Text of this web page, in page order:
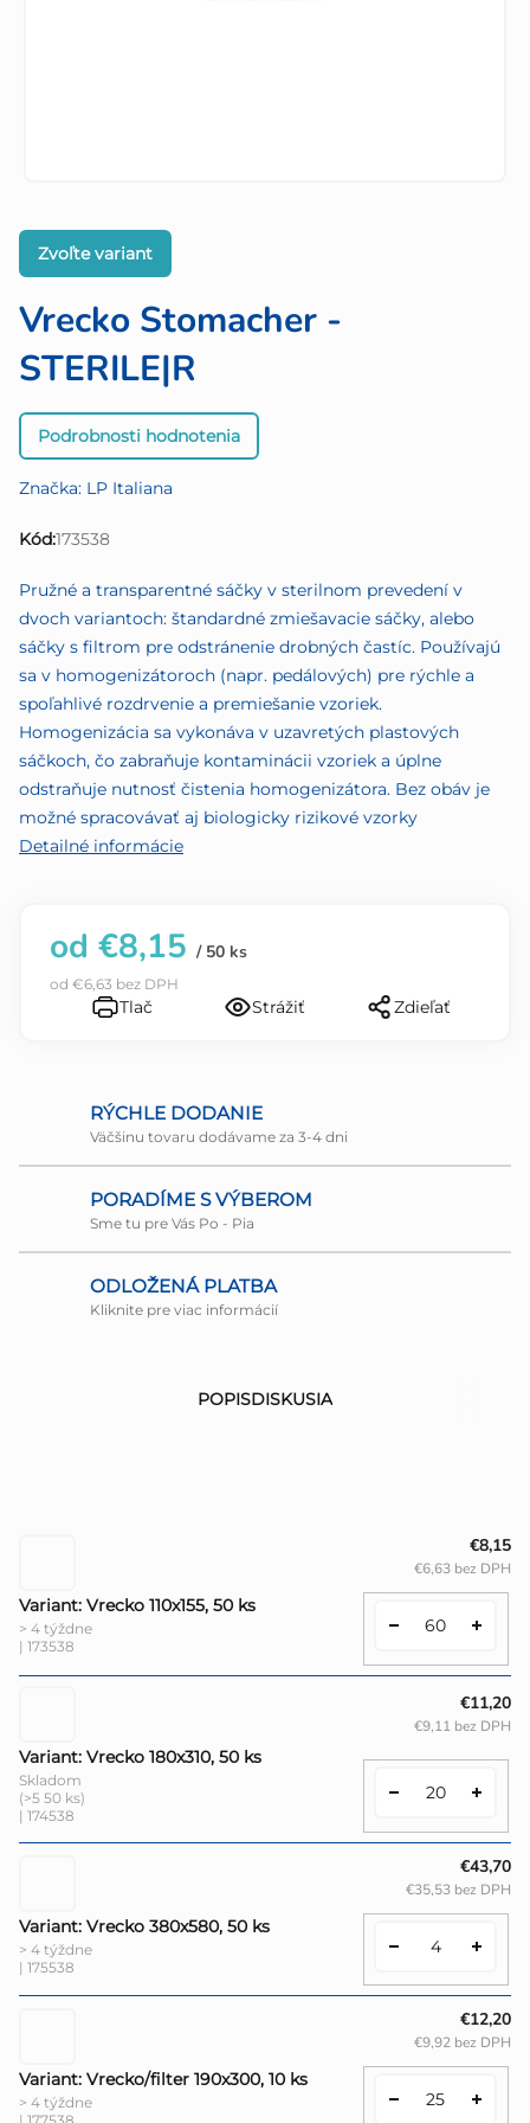
Vrecko Stomacher -
STERILE|R
Priemerné
hodnotenie
je
0,0
5
hviezdičiek.
Podrobnosti hodnotenia
Značka: LP Italiana
Kód:173538
Zvoľte variant
Pružné a transparentné sáčky v sterilnom prevedení v
dvoch variantoch: štandardné zmiešavacie sáčky, alebo
sáčky s filtrom pre odstránenie drobných častíc. Používajú
sa v homogenizátoroch (napr. pedálových) pre rýchle a
spoľahlivé rozdrvenie a premiešanie vzoriek.
Homogenizácia sa vykonáva v uzavretých plastových
sáčkoch, čo zabraňuje kontaminácii vzoriek a úplne
odstraňuje nutnosť čistenia homogenizátora. Bez obáv je
možné spracovávať aj biologicky rizikové vzorky
Detailné informácie
od €8,15 / 50 ks
od €6,63 bez DPH
Tlač Strážiť Zdieľať
RÝCHLE DODANIE
Väčšinu tovaru dodávame za 3-4 dni
PORADÍME S VÝBEROM
Sme tu pre Vás Po - Pia
ODLOŽENÁ PLATBA
Kliknite pre viac informácií
POPISDISKUSIA
Variant: Vrecko 110x155, 50 ks
> 4 týždne
| 173538
€8,15
€6,63 bez DPH
Variant: Vrecko 180x310, 50 ks
Skladom
(>5 50 ks)
| 174538
€11,20
€9,11 bez DPH
Variant: Vrecko 380x580, 50 ks
> 4 týždne
| 175538
€43,70
€35,53 bez DPH
Variant: Vrecko/filter 190x300, 10 ks
> 4 týždne
€12,20
€9,92 bez DPH